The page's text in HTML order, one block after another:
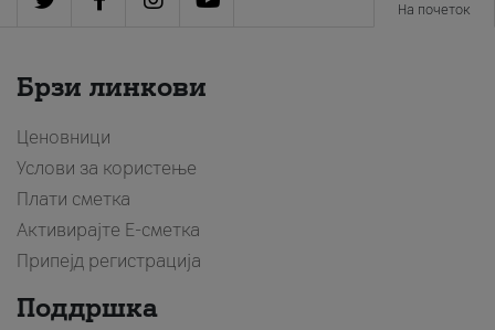
На почеток
Брзи линкови
Ценовници
Услови за користење
Плати сметка
Активирајте Е-сметка
Припејд регистрација
Поддршка